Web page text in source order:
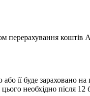
перерахування
її буде зараховано
цього необхідно після 12